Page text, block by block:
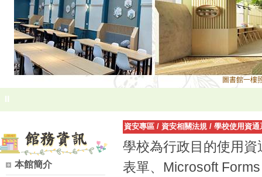
圖書館一樓
⏸
本館簡介
資安專區 / 資安相關法規 / 學校使用資通
學校為行政目的使用
表單、Microsoft